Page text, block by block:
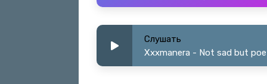
Слушать
Xxxmanera - Not sad but